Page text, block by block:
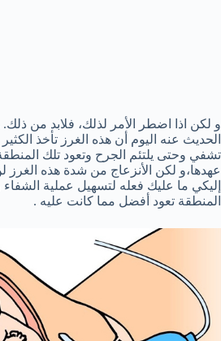
و لكن اذا اضطر الأمر لذلك، فلابد من
الحديث عنه اليوم أن هذه الغرز تأخذ
تشفي وحتى يلتئم الجرح وتعود تلك
عهدها،و لكن الأنزعاج من شدة هذه الغرز
إليكي ما عليك فعله لتسهيل عملية
المنطقة تعود أفضل مما كانت عليه .